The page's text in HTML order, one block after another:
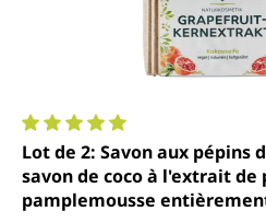
Note moyenne de 5 sur 5
Lot de 2: Savon aux pépins
savon de coco à l'extrait de
pamplemousse entièrement naturel et saponifié à